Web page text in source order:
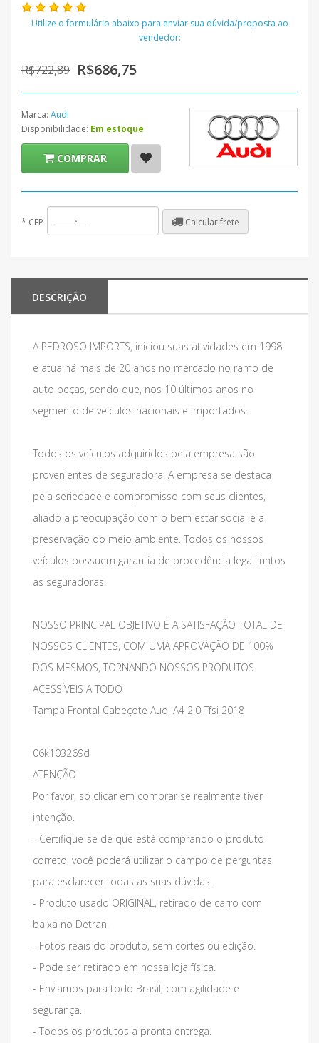
Utilize o formulário abaixo para enviar sua dúvida/proposta ao
vendedor:
R$722,89 R$686,75
Marca: Audi
Disponibilidade: Em estoque
COMPRAR
* CEP Calcular frete
DESCRIÇÃO
A PEDROSO IMPORTS, iniciou suas atividades em 1998
e atua há mais de 20 anos no mercado no ramo de
auto peças, sendo que, nos 10 últimos anos no
segmento de veículos nacionais e importados.
Todos os veículos adquiridos pela empresa são
provenientes de seguradora. A empresa se destaca
pela seriedade e compromisso com seus clientes,
aliado a preocupação com o bem estar social e a
preservação do meio ambiente. Todos os nossos
veículos possuem garantia de procedência legal juntos
as seguradoras.
NOSSO PRINCIPAL OBJETIVO É A SATISFAÇÃO TOTAL DE
NOSSOS CLIENTES, COM UMA APROVAÇÃO DE 100%
DOS MESMOS, TORNANDO NOSSOS PRODUTOS
ACESSÍVEIS A TODO
Tampa Frontal Cabeçote Audi A4 2.0 Tfsi 2018
06k103269d
ATENÇÃO
Por favor, só clicar em comprar se realmente tiver
intenção.
- Certifique-se de que está comprando o produto
correto, você poderá utilizar o campo de perguntas
para esclarecer todas as suas dúvidas.
- Produto usado ORIGINAL, retirado de carro com
baixa no Detran.
- Fotos reais do produto, sem cortes ou edição.
- Pode ser retirado em nossa loja física.
- Enviamos para todo Brasil, com agilidade e
segurança.
- Todos os produtos a pronta entrega.